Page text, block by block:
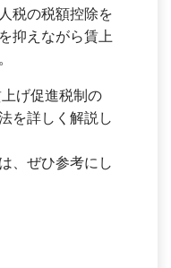
税の税額控除を
抑えながら賃上
げ促進税制の
を詳しく解説し
、ぜひ参考にし